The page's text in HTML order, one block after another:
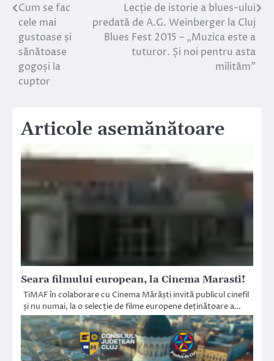
Navigare
în
articole
Cum se fac
cele mai
gustoase și
sănătoase
gogoși la
cuptor
Lecție de istorie a blues-ului
predată de A.G. Weinberger la Cluj
Blues Fest 2015 – „Muzica este a
tuturor. Și noi pentru asta
milităm”
Articole asemănătoare
Seara filmului european, la Cinema Marasti!
TiMAF în colaborare cu Cinema Mărăști invită publicul cinefil
și nu numai, la o selecție de filme europene deținătoare a…